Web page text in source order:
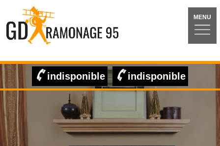
MENU
indisponible indisponible